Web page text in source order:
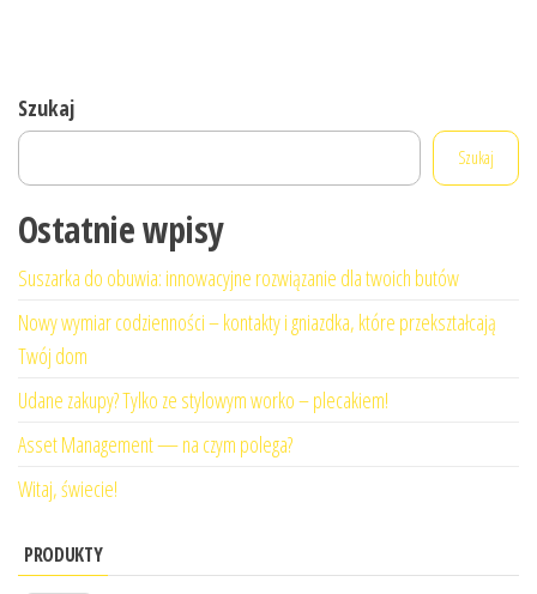
Szukaj
Szukaj
Ostatnie wpisy
Suszarka do obuwia: innowacyjne rozwiązanie dla twoich butów
Nowy wymiar codzienności – kontakty i gniazdka, które przekształcają
Twój dom
Udane zakupy? Tylko ze stylowym worko – plecakiem!
Asset Management — na czym polega?
Witaj, świecie!
PRODUKTY